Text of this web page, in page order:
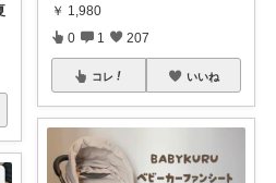
￥ 1,980
0 1 207
コレ いいね